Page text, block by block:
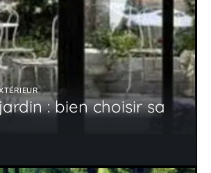
: bien choisir sa